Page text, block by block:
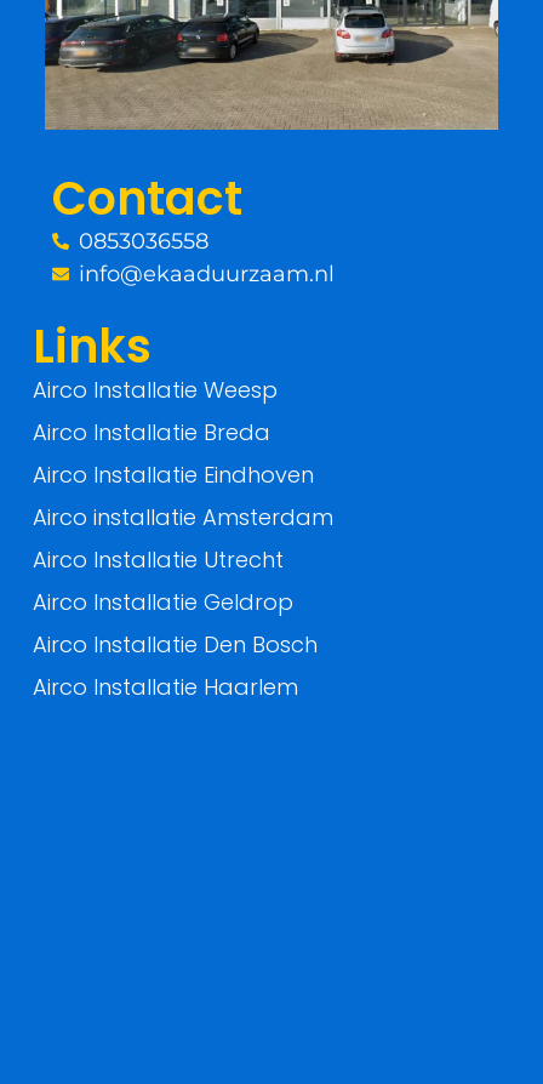
b
o
k
-
t
e
Contact
0853036558
info@ekaaduurzaam.nl
Links
Airco Installatie Weesp
Airco Installatie Breda
Airco Installatie Eindhoven
Airco installatie Amsterdam
Airco Installatie Utrecht
Airco Installatie Geldrop
Airco Installatie Den Bosch
Airco Installatie Haarlem